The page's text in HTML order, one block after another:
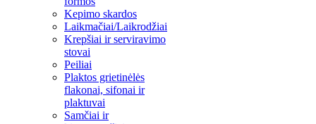
Kepimo skardos
Laikmačiai/Laikrodžiai
Krepšiai ir serviravimo
stovai
Peiliai
Plaktos grietinėlės
flakonai, sifonai ir
plaktuvai
Samčiai ir